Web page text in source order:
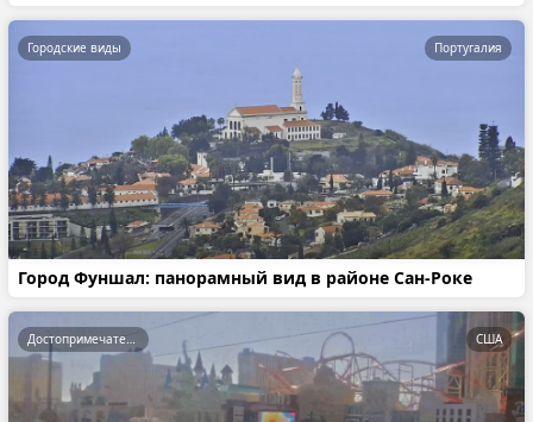
Город Фуншал: панорамный вид в районе Сан-Роке
Городские виды Португалия
Достопримечательности США